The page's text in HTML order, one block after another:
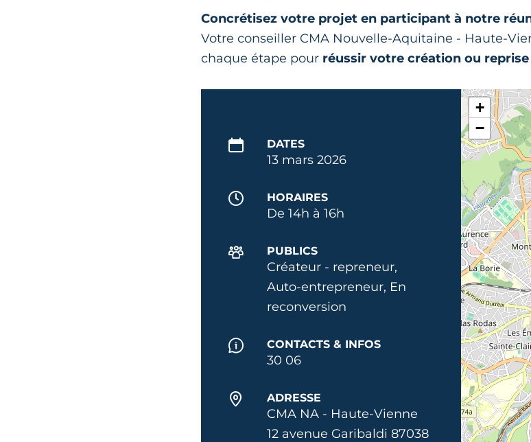
Concrétisez votre projet en participant à notre
Votre conseiller CMA Nouvelle-Aquitaine - Haute-
chaque étape pour réussir votre création ou reprise
DATES
13 mars 2026
HORAIRES
De 14h à 16h
PUBLICS
Créateur - repreneur,
Auto-entrepreneur, En
reconversion
CONTACTS & INFOS
30 06
ADRESSE
CMA NA - Haute-Vienne
12 avenue Garibaldi 87038
+
−